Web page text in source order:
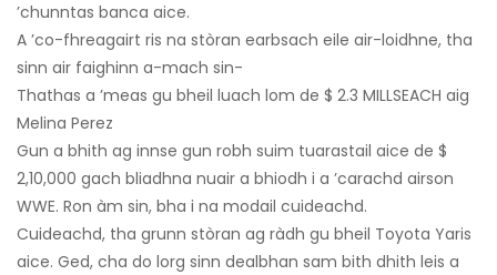
’chunntas banca aice.
A ’co-fhreagairt ris na stòran earbsach eile air-loidhne, tha
sinn air faighinn a-mach sin-
Thathas a ’meas gu bheil luach lom de $ 2.3 MILLSEACH aig
Melina Perez
Gun a bhith ag innse gun robh suim tuarastail aice de $
2,10,000 gach bliadhna nuair a bhiodh i a ’carachd airson
WWE. Ron àm sin, bha i na modail cuideachd.
Cuideachd, tha grunn stòran ag ràdh gu bheil Toyota Yaris
aice. Ged, cha do lorg sinn dealbhan sam bith dhith leis a